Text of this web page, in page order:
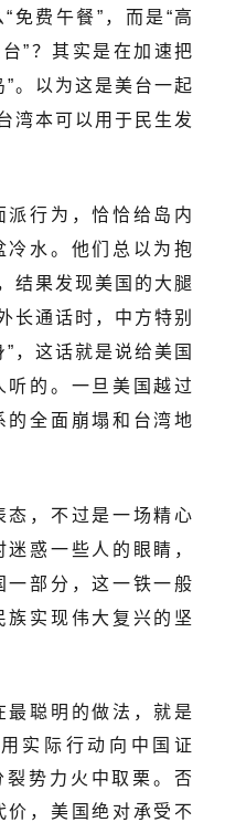
免费午餐”，而是“高
”？其实是在加速把
。以为这是美台一起
湾本可以用于民生发
派行为，恰恰给岛内
冷水。他们总以为抱
结果发现美国的大腿
长通话时，中方特别
，这话就是说给美国
听的。一旦美国越过
的全面崩塌和台湾地
态，不过是一场精心
惑一些人的眼睛，
一部分，这一铁一般
族实现伟大复兴的坚
最聪明的做法，就是
实际行动向中国证
裂势力火中取栗。否
价，美国绝对承受不